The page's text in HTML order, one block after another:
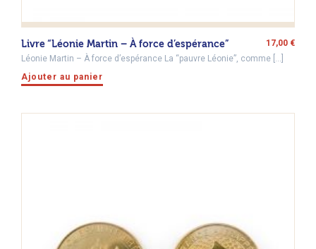
Livre “Léonie Martin – À force d’espérance” 17,00 €
Léonie Martin – À force d’espérance La “pauvre Léonie”, comme […]
Ajouter au panier